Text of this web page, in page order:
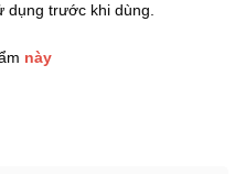
dụng trước khi dùng.
này